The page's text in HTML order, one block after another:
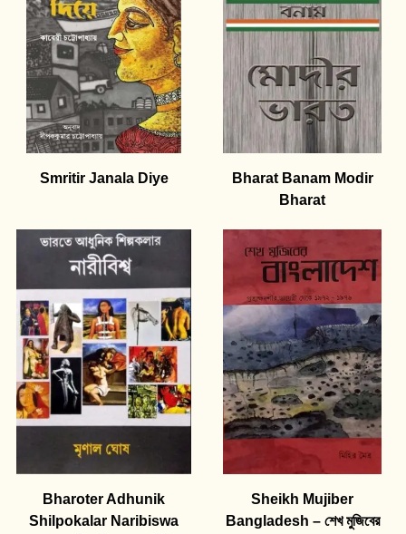
Smritir Janala Diye
Bharat Banam Modir
Bharat
Bharoter Adhunik
Shilpokalar Naribiswa
Sheikh Mujiber
Bangladesh – শেখ মুজিবের